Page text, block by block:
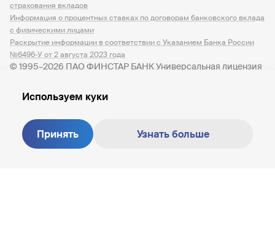
© 1995–2026 ПАО ФИНСТАР БАНК Универсальная лицензия
страхования вкладов
Информация о процентных ставках по договорам банковского вклада
с физическими лицами
Раскрытие информации в соответствии с Указанием Банка России
№6496-У от 2 августа 2023 года
Создание сайта — M18
Используем куки
Принять Узнать больше